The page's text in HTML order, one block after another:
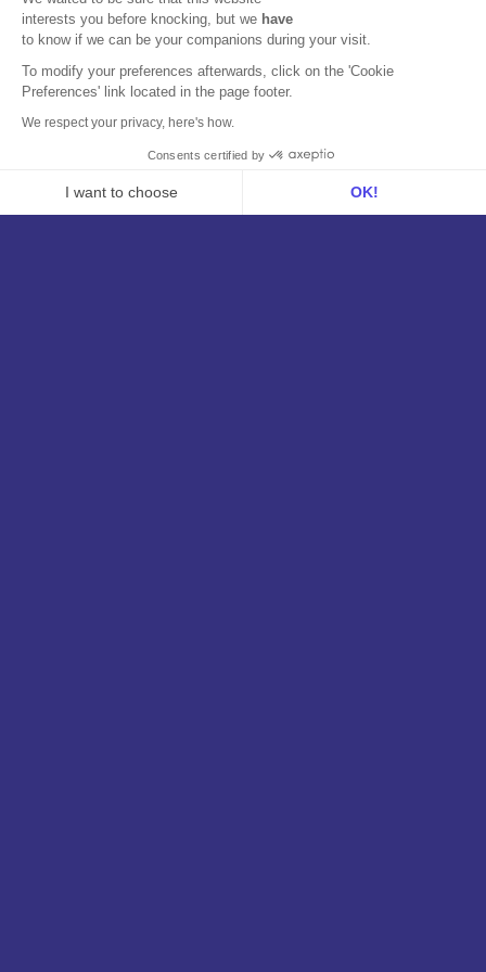
interests you before knocking, but we have
to know if we can be your companions during your visit.
To modify your preferences afterwards, click on the 'Cookie
Preferences' link located in the page footer.
We respect your privacy, here's how.
Consents certified by
I want to choose OK!
+41 43 508 45 65
+43 720 881228
+44 7403 664476
+48 732 143 138
+55 (11) 91379-1698